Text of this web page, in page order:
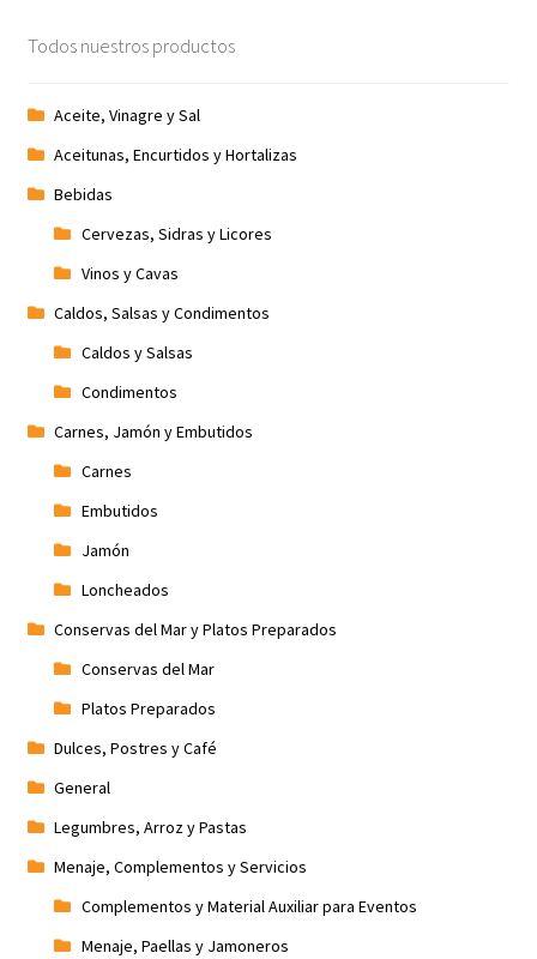
Todos nuestros productos
Aceite, Vinagre y Sal
Aceitunas, Encurtidos y Hortalizas
Bebidas
Cervezas, Sidras y Licores
Vinos y Cavas
Caldos, Salsas y Condimentos
Caldos y Salsas
Condimentos
Carnes, Jamón y Embutidos
Carnes
Embutidos
Jamón
Loncheados
Conservas del Mar y Platos Preparados
Conservas del Mar
Platos Preparados
Dulces, Postres y Café
General
Legumbres, Arroz y Pastas
Menaje, Complementos y Servicios
Complementos y Material Auxiliar para Eventos
Menaje, Paellas y Jamoneros